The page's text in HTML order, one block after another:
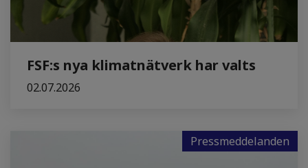
FSF:s nya klimatnätverk har valts
02.07.2026
Pressmeddelanden